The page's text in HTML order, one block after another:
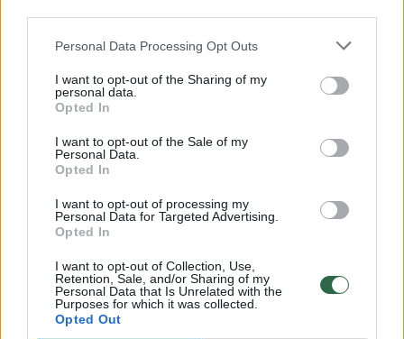
Personal Data Processing Opt Outs
I want to opt-out of the Sharing of my
personal data.
Opted In
I want to opt-out of the Sale of my
Personal Data.
Opted In
I want to opt-out of processing my
Personal Data for Targeted Advertising.
Opted In
I want to opt-out of Collection, Use,
Retention, Sale, and/or Sharing of my
Personal Data that Is Unrelated with the
Purposes for which it was collected.
Opted Out
Daugiau nuotraukų (16)
Baltarusijoje vyskta prezidento rinkimai, kuriuose
vienintelis realus kanidadtas yra diktatorius A.
Lukašenka.